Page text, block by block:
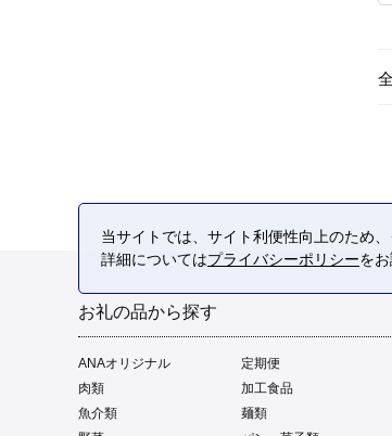
全
お礼の品から探す
ANAオリジナル 定期便
肉類
加工食品
魚介類
麺類
当サイトでは、サイト利便性向上のため
詳細についてはプライバシーポリシーをお